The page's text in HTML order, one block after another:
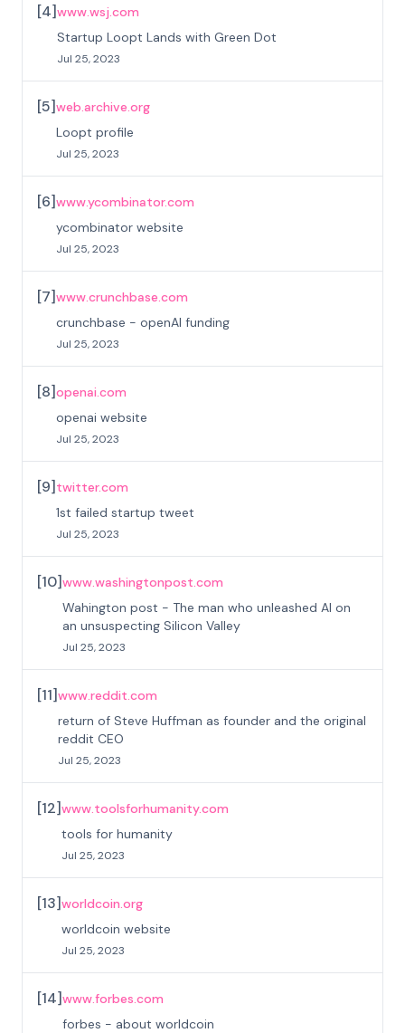
[4]www.wsj.com
Startup Loopt Lands with Green Dot
Jul 25, 2023
[5]web.archive.org
Loopt profile
Jul 25, 2023
[6]www.ycombinator.com
ycombinator website
Jul 25, 2023
[7]www.crunchbase.com
crunchbase - openAI funding
Jul 25, 2023
[8]openai.com
openai website
Jul 25, 2023
[9] twitter.com
1st failed startup tweet
Jul 25, 2023
[10]www.washingtonpost.com
Wahington post - The man who unleashed AI on
an unsuspecting Silicon Valley
Jul 25, 2023
[11]www.reddit.com
return of Steve Huffman as founder and the original
reddit CEO
Jul 25, 2023
[12]www.toolsforhumanity.com
tools for humanity
Jul 25, 2023
[13]worldcoin.org
worldcoin website
Jul 25, 2023
[14]www.forbes.com
forbes - about worldcoin